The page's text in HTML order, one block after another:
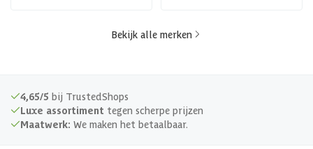
Bekijk alle merken
4,65/5 bij TrustedShops
Luxe assortiment tegen scherpe prijzen
Maatwerk: We maken het betaalbaar.